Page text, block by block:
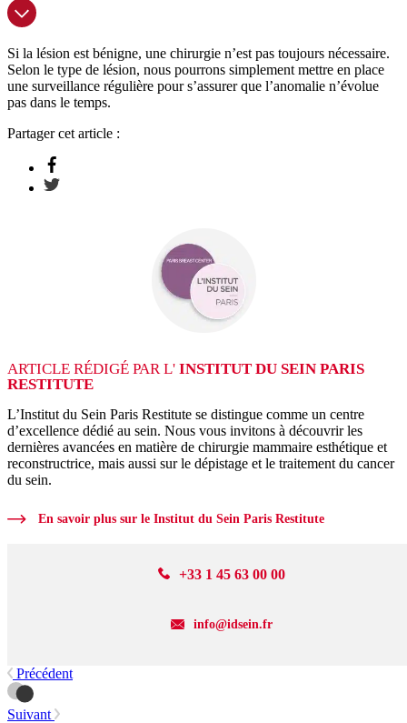
Si la lésion est bénigne, une chirurgie n’est pas toujours nécessaire.
Selon le type de lésion, nous pourrons simplement mettre en place
une surveillance régulière pour s’assurer que l’anomalie n’évolue
pas dans le temps.
Partager cet article :
ARTICLE RÉDIGÉ PAR L' INSTITUT DU SEIN PARIS
RESTITUTE
L’Institut du Sein Paris Restitute se distingue comme un centre
d’excellence dédié au sein. Nous vous invitons à découvrir les
dernières avancées en matière de chirurgie mammaire esthétique et
reconstructrice, mais aussi sur le dépistage et le traitement du cancer
du sein.
En savoir plus sur le Institut du Sein Paris Restitute
+33 1 45 63 00 00
info@idsein.fr
Précédent
Suivant